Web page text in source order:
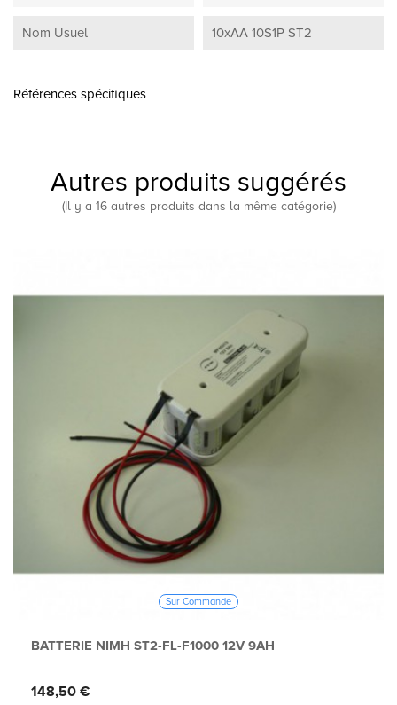
Nom Usuel 10xAA 10S1P ST2
Références spécifiques
Autres produits suggérés
(Il y a 16 autres produits dans la même catégorie)
Sur Commande
BATTERIE NIMH ST2-FL-F1000 12V 9AH
Prix
148,50 €